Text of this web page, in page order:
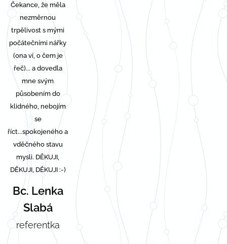
Čekance, že měla
nezměrnou
trpělivost s mými
počátečními nářky
(ona ví, o čem je
řeč)... a dovedla
mne svým
působením do
klidného, nebojím
se
říct...spokojeného a
vděčného stavu
mysli. DĚKUJI,
DĚKUJI, DĚKUJI :-)
Bc. Lenka
Slabá
referentka